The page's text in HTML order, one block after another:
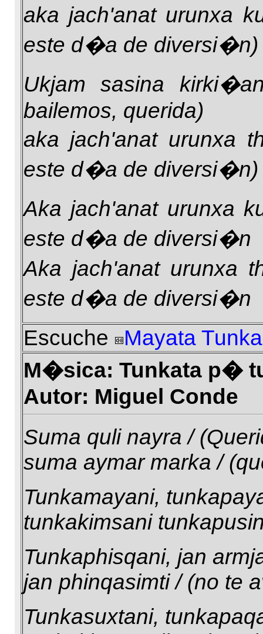
aka jach'anat urunxa
este d�a de diversi�n)
Ukjam sasina
bailemos, querida)
aka jach'anat urunxa
este d�a de diversi�n)
Aka jach'anat urunxa
este d�a de diversi�n
Aka jach'anat urunxa
este d�a de diversi�n
Escuche
Mayata
M�sica: Tunkata p�
Autor: Miguel Conde
Suma quli nayra /
suma aymar marka /
Tunkamayani,
tunkakimsani
Tunkaphisqani, jan
jan phinqasimti / (no te
Tunkasuxtani,